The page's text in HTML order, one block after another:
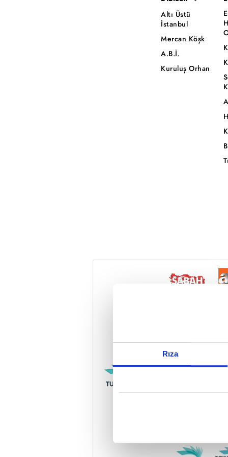
Rıza
Reddet
Altı Üstü
İstanbul
Mercan Köşk
A.B.İ.
Kuruluş Orhan